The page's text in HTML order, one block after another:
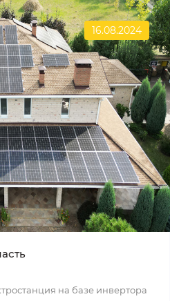
16.08.2024
на базе инвертора